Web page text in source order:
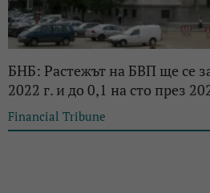
БНБ: Растежът на БВП ще се
2022 г. и до 0,1 на сто през
Financial Tribune